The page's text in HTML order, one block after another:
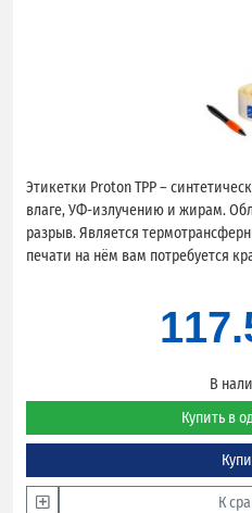
Этикетки Proton TPP –
влаге, УФ-излучению и жирам.
разрыв. Является
печати на нём вам потребуется
В
Купить в
К